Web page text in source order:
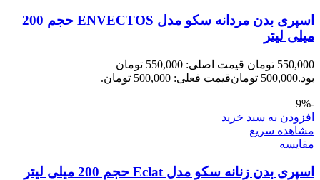
اسپری بدن مردانه سکو مدل ENVECTOS حجم 200
میلی لیتر
550,000 تومان
قیمت اصلی: 550,000 تومان
بود.500,000 تومانقیمت فعلی: 500,000 تومان.
-9%
افزودن به سبد خرید
مشاهده سریع
مقایسه
اسپری بدن زنانه سکو مدل Eclat حجم 200 میلی لیتر